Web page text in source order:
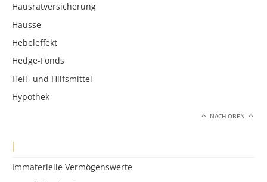
Hausratversicherung
Hausse
Hebeleffekt
Hedge-Fonds
Heil- und Hilfsmittel
Hypothek
NACH OBEN
I
Immaterielle Vermögenswerte